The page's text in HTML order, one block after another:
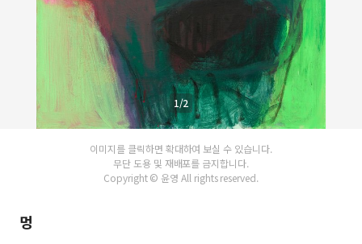
1/2
이미지를 클릭하면 확대하여 보실 수 있습니다.
무단 도용 및 재배포를 금지합니다.
Copyright © 윤영 All rights reserved.
멍